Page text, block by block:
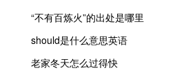
“不有百炼火”的出处是哪里
should是什么意思英语
老家冬天怎么过得快